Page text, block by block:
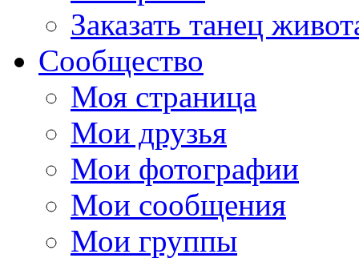
Заказать танец
Сообщество
Моя страница
Мои друзья
Мои фотографии
Мои сообщения
Мои группы